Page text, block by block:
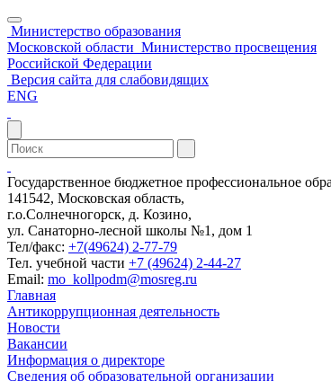
Министерство образования
Московской области Министерство просвещения
Российской Федерации
Версия сайта для слабовидящих
ENG
Государственное бюджетное профессиональное
141542, Московская область,
г.о.Солнечногорск, д. Козино,
ул. Санаторно-лесной школы №1, дом 1
Тел/факс: +7(49624) 2-77-79
Тел. учебной части +7 (49624) 2-44-27
Email: mo_kollpodm@mosreg.ru
Главная
Антикоррупционная деятельность
Новости
Вакансии
Информация о директоре
Сведения об образовательной организации